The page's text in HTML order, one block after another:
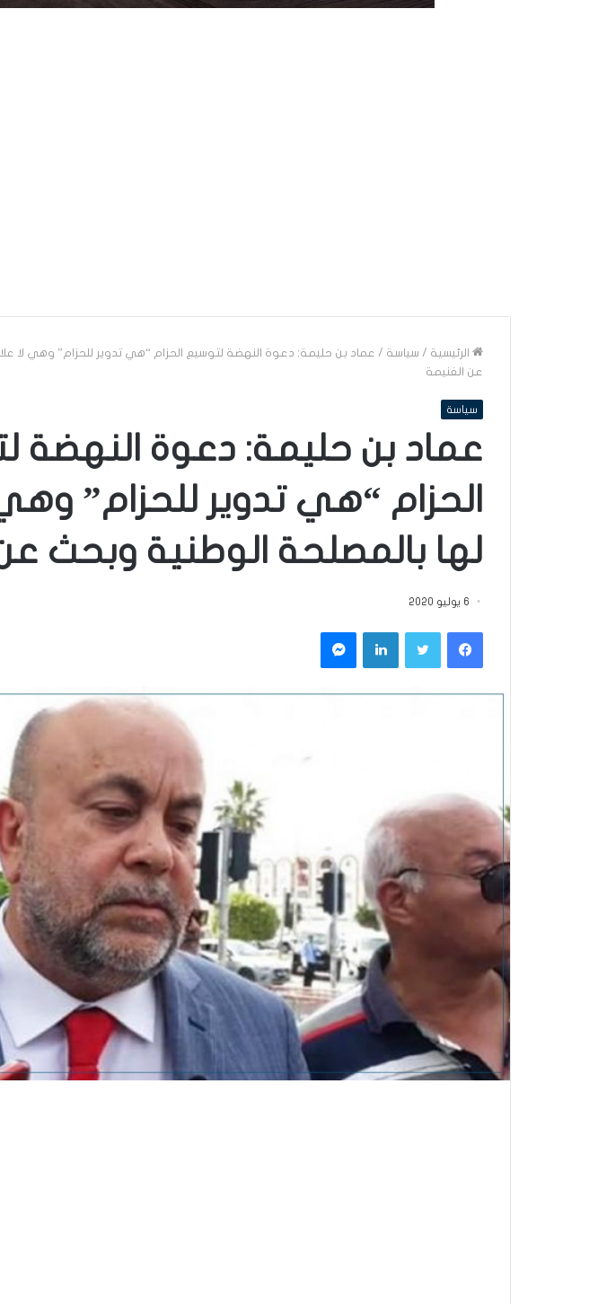
الرئيسية / سياسة / عماد بن حليمة: دعوة النهضة لتوسيع الحزام “هي تدوير للحزام” وهي لا
عن الغنيمة
سياسة
عماد بن حليمة: دعوة النهضة
الحزام “هي تدوير للحزام”
لها بالمصلحة الوطنية وبحث
6 يوليو 2020
فيسبوكتويتر لينكدإن ماسنجر